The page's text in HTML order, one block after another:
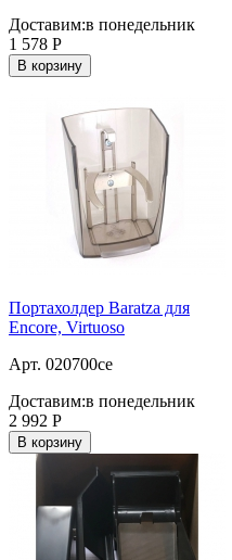
Доставим:в понедельник
1 578 Р
В корзину
Портахолдер Baratza для
Encore, Virtuoso
Арт. 020700ce
Доставим:в понедельник
2 992 Р
В корзину